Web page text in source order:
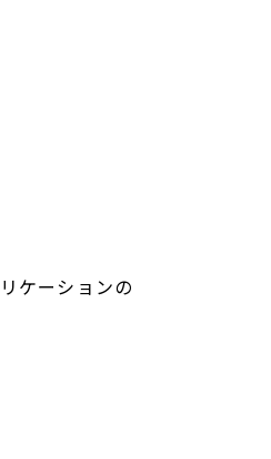
ケーションの